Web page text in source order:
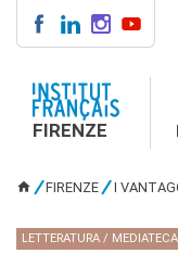
La
FIRENZE
FIRENZE I
LETTERATURA / MEDIATECA